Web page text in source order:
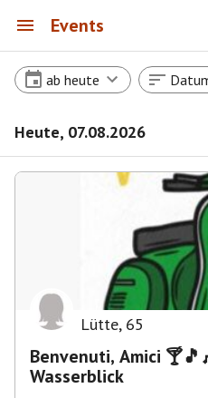
Events
ab heute
Heute, 07.08.2026
Lütte, 65
Benvenuti, Amici 🍸🎵🎶 "La Dolce
Wasserblick